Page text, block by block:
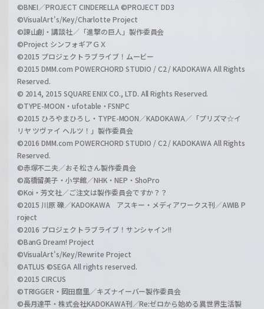
©BNEI／PROJECT CINDERELLA ©PROJECT DD3
©VisualArt's/Key/Charlotte Project
©諫山創・講談社／「進撃の巨人」製作委員会
©Project シンフォギアＧＸ
©2015 プロジェクトラブライブ！ムービー
©2015 DMM.com POWERCHORD STUDIO / C2 / KADOKAWA All Rights
Reserved.
© 2014, 2015 SQUARE ENIX CO., LTD. All Rights Reserved.
©TYPE-MOON・ufotable・FSNPC
©2015 ひろやまひろし・TYPE-MOON／KADOKAWA／「プリズマ☆イ
リヤ ツヴァイ ヘルツ！」製作委員会
©2016 DMM.com POWERCHORD STUDIO / C2 / KADOKAWA All Rights
Reserved.
©赤塚不二夫／おそ松さん製作委員会
©高橋留美子・小学館／NHK・NEP・ShoPro
©Koi・芳文社／ご注文は製作委員会ですか？？
©2015 川原 礫／KADOKAWA アスキー・メディアワークス刊／AWIB P
roject
©2016 プロジェクトラブライブ！サンシャイン!!
©BanG Dream! Project
©VisualArt's/Key/Rewrite Project
©ATLUS ©SEGA All rights reserved.
©2015 CIRCUS
©TRIGGER・岡田麿里／キズナイーバー製作委員会
©長月達平・株式会社KADOKAWA刊／Re:ゼロから始める異世界生活製